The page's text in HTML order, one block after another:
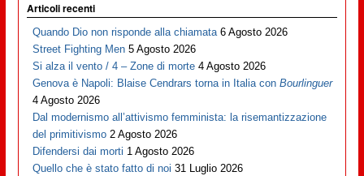
Articoli recenti
Quando Dio non risponde alla chiamata 6 Agosto 2026
Street Fighting Men 5 Agosto 2026
Si alza il vento / 4 – Zone di morte 4 Agosto 2026
Genova è Napoli: Blaise Cendrars torna in Italia conBourlinguer
4 Agosto 2026
Dal modernismo all’attivismo femminista: la risemantizzazione
del primitivismo 2 Agosto 2026
Difendersi dai morti 1 Agosto 2026
Quello che è stato fatto di noi 31 Luglio 2026